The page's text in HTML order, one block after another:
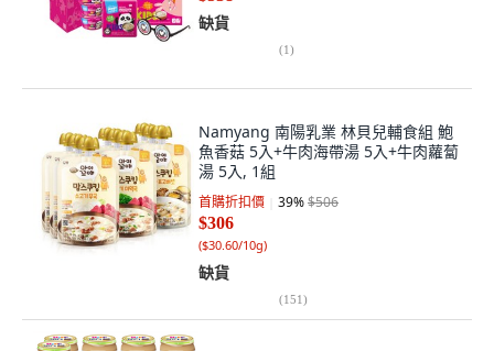
缺貨
(1)
Namyang 南陽乳業 林貝兒輔食組 鮑
魚香菇 5入+牛肉海帶湯 5入+牛肉蘿蔔
湯 5入, 1組
首購折扣價 39%$506
$306
($30.60/10g)
缺貨
(151)